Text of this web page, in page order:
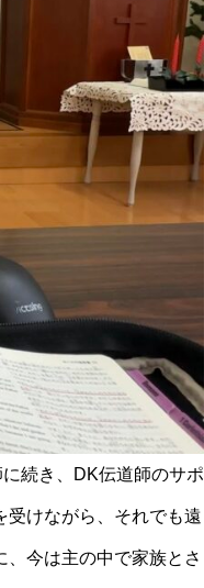
続き、DK伝道師のサポ
受けながら、それでも遠
今は主の中で家族とさ